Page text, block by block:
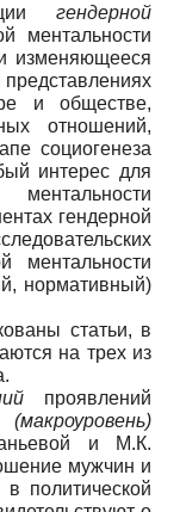
гендерной
ментальности
изменяющееся
и обществе,
отношений,
социогенеза
интерес для
гендерной
ментальности
нормативный)
статьи, в
на трех из
проявлений
(макроуровень)
и М.К.
мужчин и
политической